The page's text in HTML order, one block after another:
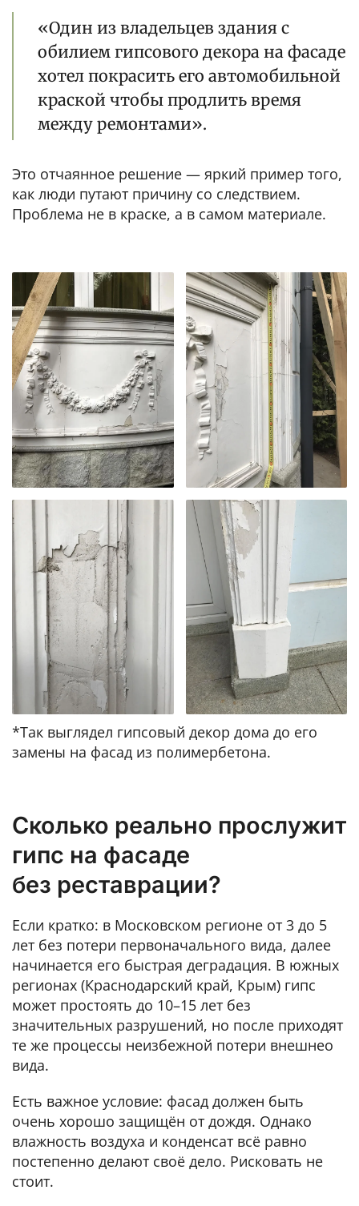
«Один из владельцев здания с
обилием гипсового декора на фасаде
хотел покрасить его автомобильной
краской чтобы продлить время
между ремонтами».
Это отчаянное решение — яркий пример того,
как люди путают причину со следствием.
Проблема не в краске, а в самом материале.
*Так выглядел гипсовый декор дома до его
замены на фасад из полимербетона.
Сколько реально прослужит
гипс на фасаде
без реставрации?
Если кратко: в Московском регионе от 3 до 5
лет без потери первоначального вида, далее
начинается его быстрая деградация. В южных
регионах (Краснодарский край, Крым) гипс
может простоять до 10–15 лет без
значительных разрушений, но после приходят
те же процессы неизбежной потери внешнео
вида.
Есть важное условие: фасад должен быть
очень хорошо защищён от дождя. Однако
влажность воздуха и конденсат всё равно
постепенно делают своё дело. Рисковать не
стоит.